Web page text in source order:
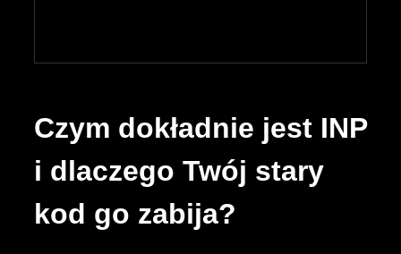
Czym dokładnie jest INP
i dlaczego Twój stary
kod go zabija?